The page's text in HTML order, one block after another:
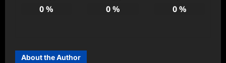
0% 0% 0%
About the Author